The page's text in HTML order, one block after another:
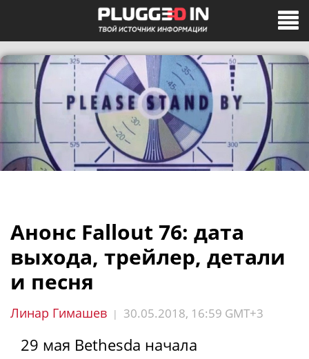
Анонс Fallout 76: дата
выхода, трейлер, детали
и песня
Линар Гимашев | 30.05.2018, 16:59 GMT+3
29 мая Bethesda начала